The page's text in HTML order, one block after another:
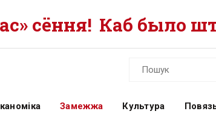
сёння! Каб было
Замежжа Культура